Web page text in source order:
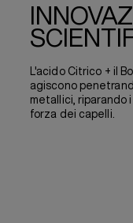
L'acido Citrico + il
agiscono
metallici, riparando
forza dei capelli.